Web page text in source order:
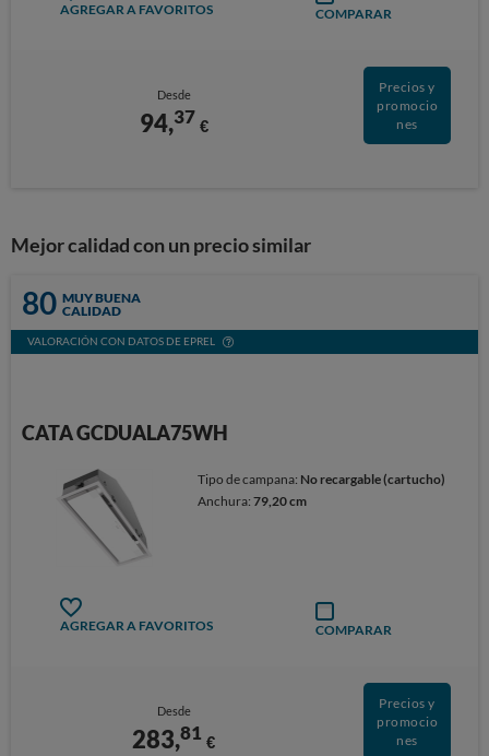
AGREGAR A FAVORITOS COMPARAR
Desde
94,37 €
Precios y
promocio
nes
Mejor calidad con un precio similar
80 MUY BUENA
CALIDAD
VALORACIÓN CON DATOS DE EPREL
CATA GCDUALA75WH
Tipo de campana: No recargable (cartucho)
Anchura:79,20 cm
AGREGAR A FAVORITOS COMPARAR
Desde
283,81 €
Precios y
promocio
nes